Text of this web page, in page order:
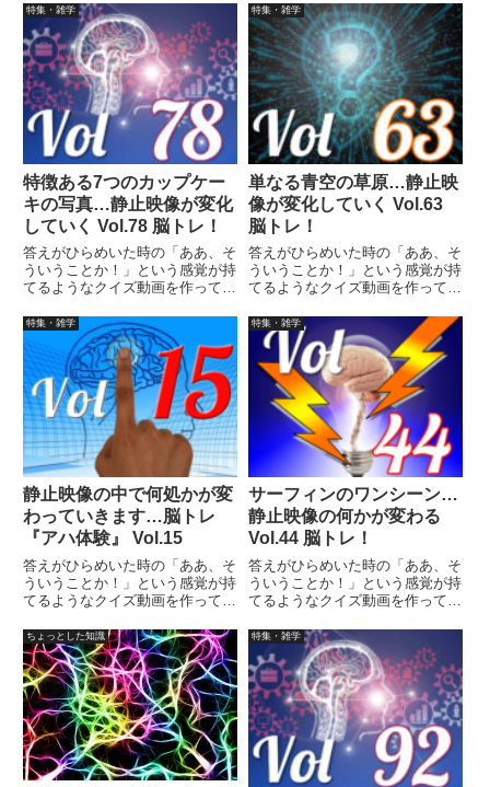
画に答えはありませんので、最後
まで繰り返し見られます。
画に答えはありませんので、最後
まで繰り返し見られます。
特集・雑学
特徴ある7つのカップケー
キの写真…静止映像が変化
していく Vol.78 脳トレ！
答えがひらめいた時の「ああ、そ
ういうことか！」という感覚が持
てるようなクイズ動画を作ってみ
画に答えはありませんので、最後
まで繰り返し見られます。
特集・雑学
単なる青空の草原…静止映
像が変化していく Vol.63
脳トレ！
答えがひらめいた時の「ああ、そ
ういうことか！」という感覚が持
てるようなクイズ動画を作ってみ
画に答えはありませんので、最後
まで繰り返し見られます。
特集・雑学
静止映像の中で何処かが変
わっていきます…脳トレ
『アハ体験』 Vol.15
答えがひらめいた時の「ああ、そ
ういうことか！」という感覚が持
てるようなクイズ動画を作ってみ
画に答えはありませんので、最後
まで繰り返し見られます。
特集・雑学
サーフィンのワンシーン…
静止映像の何かが変わる
Vol.44 脳トレ！
答えがひらめいた時の「ああ、そ
ういうことか！」という感覚が持
てるようなクイズ動画を作ってみ
画に答えはありませんので、最後
まで繰り返し見られます。
ちょっとした知識 特集・雑学